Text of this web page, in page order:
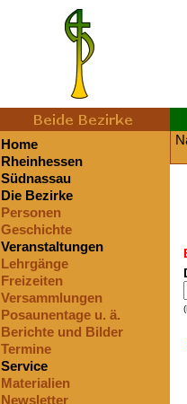
Home
Rheinhessen
Südnassau
Die Bezirke
Personen
Geschichte
Veranstaltungen
Lehrgänge
Freizeiten
Versammlungen
Posaunentage u. ä.
Berichte und Bilder
Termine
Service
Materialien
Newsletter